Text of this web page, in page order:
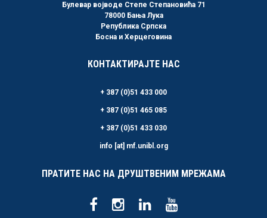
Булевар војводе Степе Степановића 71
78000 Бања Лука
Република Српска
Босна и Херцеговина
КОНТАКТИРАЈТЕ НАС
+ 387 (0)51 433 000
+ 387 (0)51 465 085
+ 387 (0)51 433 030
info [at] mf.unibl.org
ПРАТИТЕ НАС НА ДРУШТВЕНИМ МРЕЖАМА